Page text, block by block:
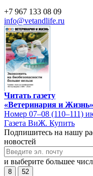
+7 967 133 08 09
info@vetandlife.ru
Читать газету
«Ветеринария и Жизнь»
Номер 07–08 (110–111)
Газета ВиЖ. Купить
Подпишитесь на нашу
новостей
и выберите большее
8 52